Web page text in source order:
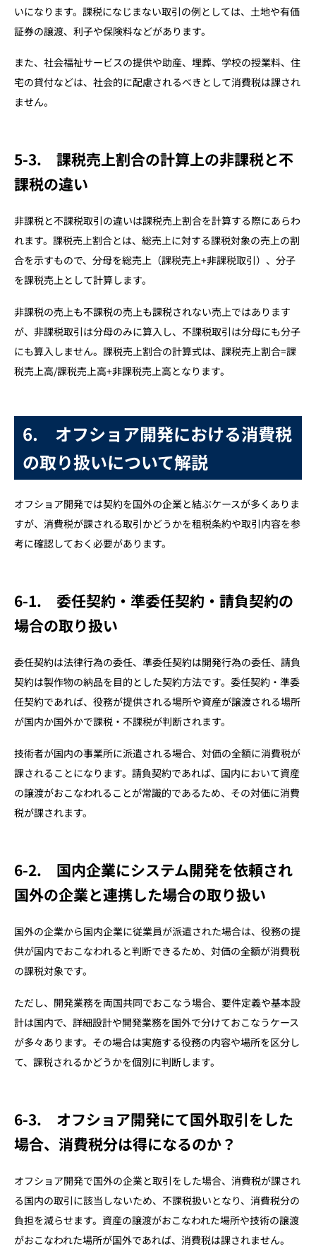
いになります。課税になじまない取引の例としては、土地や有価
証券の譲渡、利子や保険料などがあります。
また、社会福祉サービスの提供や助産、埋葬、学校の授業料、住
宅の貸付などは、社会的に配慮されるべきとして消費税は課され
ません。
5-3. 課税売上割合の計算上の非課税と不
課税の違い
非課税と不課税取引の違いは課税売上割合を計算する際にあらわ
れます。課税売上割合とは、総売上に対する課税対象の売上の割
合を示すもので、分母を総売上（課税売上+非課税取引）、分子
を課税売上として計算します。
非課税の売上も不課税の売上も課税されない売上ではあります
が、非課税取引は分母のみに算入し、不課税取引は分母にも分子
にも算入しません。課税売上割合の計算式は、課税売上割合=課
税売上高/課税売上高+非課税売上高となります。
6. オフショア開発における消費税
の取り扱いについて解説
オフショア開発では契約を国外の企業と結ぶケースが多くありま
すが、消費税が課される取引かどうかを租税条約や取引内容を参
考に確認しておく必要があります。
6-1. 委任契約・準委任契約・請負契約の
場合の取り扱い
委任契約は法律行為の委任、準委任契約は開発行為の委任、請負
契約は製作物の納品を目的とした契約方法です。委任契約・準委
任契約であれば、役務が提供される場所や資産が譲渡される場所
が国内か国外かで課税・不課税が判断されます。
技術者が国内の事業所に派遣される場合、対価の全額に消費税が
課されることになります。請負契約であれば、国内において資産
の譲渡がおこなわれることが常識的であるため、その対価に消費
税が課されます。
6-2. 国内企業にシステム開発を依頼され
国外の企業と連携した場合の取り扱い
国外の企業から国内企業に従業員が派遣された場合は、役務の提
供が国内でおこなわれると判断できるため、対価の全額が消費税
の課税対象です。
ただし、開発業務を両国共同でおこなう場合、要件定義や基本設
計は国内で、詳細設計や開発業務を国外で分けておこなうケース
が多々あります。その場合は実施する役務の内容や場所を区分し
て、課税されるかどうかを個別に判断します。
6-3. オフショア開発にて国外取引をした
場合、消費税分は得になるのか？
オフショア開発で国外の企業と取引をした場合、消費税が課され
る国内の取引に該当しないため、不課税扱いとなり、消費税分の
負担を減らせます。資産の譲渡がおこなわれた場所や技術の譲渡
がおこなわれた場所が国外であれば、消費税は課されません。